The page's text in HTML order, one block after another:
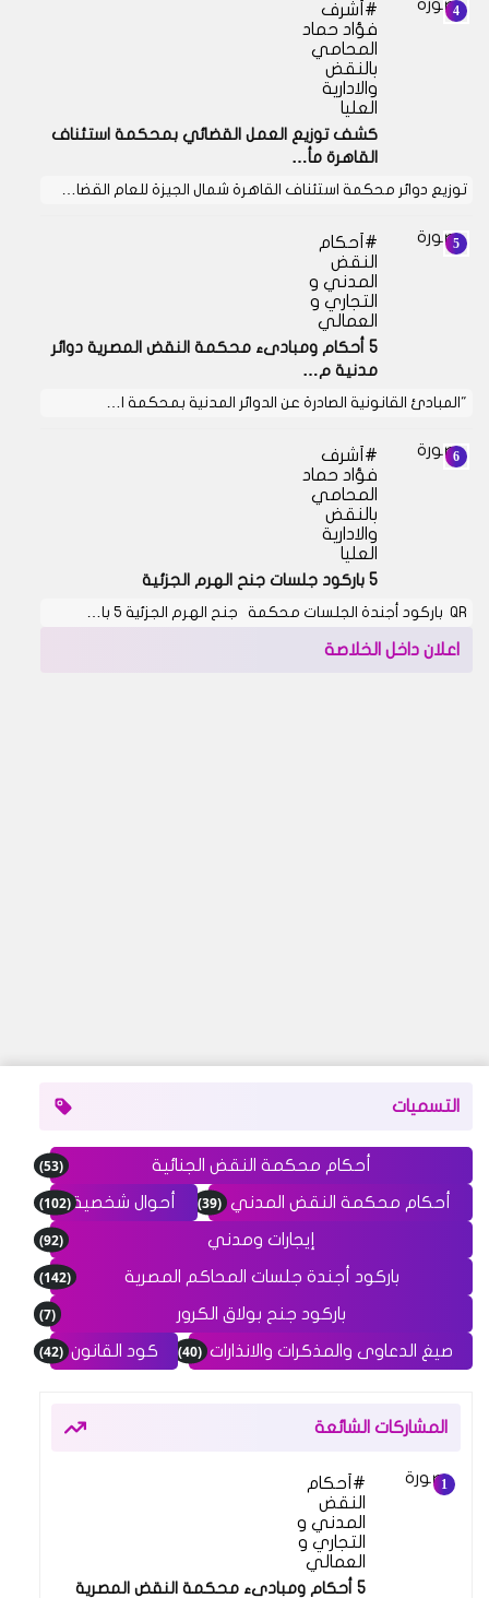
أشرف
فؤاد حماد
المحامي
بالنقض
والادارية
العليا
كشف توزيع العمل القضائي بمحكمة استئناف
القاهرة مأ…
توزيع دوائر محكمة استئناف القاهرة شمال الجيزة للعام القضا…
أحكام
النقض
المدني و
التجاري و
العمالي
5 أحكام ومبادىء محكمة النقض المصرية دوائر
مدنية م…
"المبادئ القانونية الصادرة عن الدوائر المدنية بمحكمة ا…
أشرف
فؤاد حماد
المحامي
بالنقض
والادارية
العليا
5 باركود جلسات جنح الهرم الجزئية
QR باركود أجندة الجلسات محكمة جنح الهرم الجزئية 5 با…
اعلان داخل الخلاصة
التسميات
أحكام محكمة النقض الجنائية (53)
أحكام محكمة النقض المدني (39) أحوال شخصية(102)
إيجارات ومدني (92)
باركود أجندة جلسات المحاكم المصرية (142)
باركود جنح بولاق الكرور (7)
صيغ الدعاوى والمذكرات والانذارات (40) كود القانون (42)
المشاركات الشائعة
أحكام
النقض
المدني و
التجاري و
العمالي
5 أحكام ومبادىء محكمة النقض المصرية